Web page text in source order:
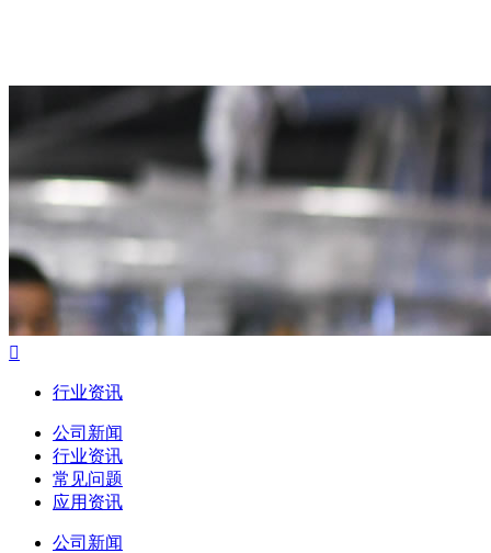

行业资讯
公司新闻
行业资讯
常见问题
应用资讯
公司新闻